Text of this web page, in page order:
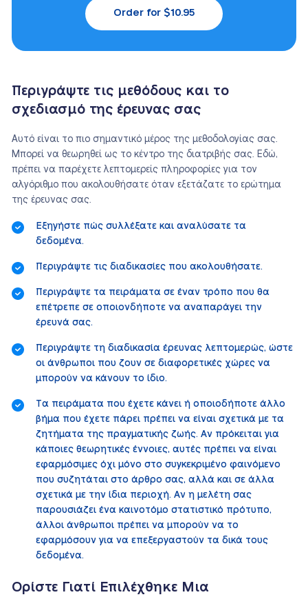
Order for $10.95
Περιγράψτε τις μεθόδους και το
σχεδιασμό της έρευνας σας
Αυτό είναι το πιο σημαντικό μέρος της μεθοδολογίας σας.
Μπορεί να θεωρηθεί ως το κέντρο της διατριβής σας. Εδώ,
πρέπει να παρέχετε λεπτομερείς πληροφορίες για τον
αλγόριθμο που ακολουθήσατε όταν εξετάζατε το ερώτημα
της έρευνας σας.
Εξηγήστε πώς συλλέξατε και αναλύσατε τα
δεδομένα.
Περιγράψτε τις διαδικασίες που ακολουθήσατε.
Περιγράψτε τα πειράματα σε έναν τρόπο που θα
επέτρεπε σε οποιονδήποτε να αναπαράγει την
έρευνά σας.
Περιγράψτε τη διαδικασία έρευνας λεπτομερώς, ώστε
οι άνθρωποι που ζουν σε διαφορετικές χώρες να
μπορούν να κάνουν το ίδιο.
Τα πειράματα που έχετε κάνει ή οποιοδήποτε άλλο
βήμα που έχετε πάρει πρέπει να είναι σχετικά με τα
ζητήματα της πραγματικής ζωής. Αν πρόκειται για
κάποιες θεωρητικές έννοιες, αυτές πρέπει να είναι
εφαρμόσιμες όχι μόνο στο συγκεκριμένο φαινόμενο
που συζητάται στο άρθρο σας, αλλά και σε άλλα
σχετικά με την ίδια περιοχή. Αν η μελέτη σας
παρουσιάζει ένα καινοτόμο στατιστικό πρότυπο,
άλλοι άνθρωποι πρέπει να μπορούν να το
εφαρμόσουν για να επεξεργαστούν τα δικά τους
δεδομένα.
Ορίστε Γιατί Επιλέχθηκε Μια